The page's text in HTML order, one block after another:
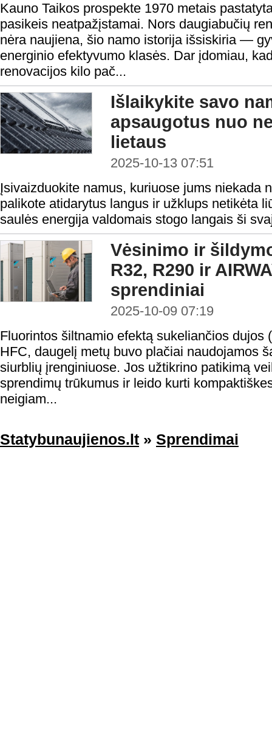
Kauno Taikos prospekte 1970 metais
pasikeis neatpažįstamai. Nors daugiabučių
nėra naujiena, šio namo istorija išsiskiria —
energinio efektyvumo klasės. Dar įdomiau,
renovacijos kilo pač...
Išlaikykite savo
apsaugotus nuo
lietaus
2025-10-13 07:51
Įsivaizduokite namus, kuriuose jums niekada
palikote atidarytus langus ir užklups netikėta
saulės energija valdomais stogo langais ši
Vėsinimo ir
R32, R290 ir
sprendiniai
2025-10-09 07:19
Fluorintos šiltnamio efektą sukeliančios dujos
HFC, daugelį metų buvo plačiai naudojamos
siurblių įrenginiuose. Jos užtikrino patikimą
sprendimų trūkumus ir leido kurti
neigiam...
Statybunaujienos.lt » Sprendimai